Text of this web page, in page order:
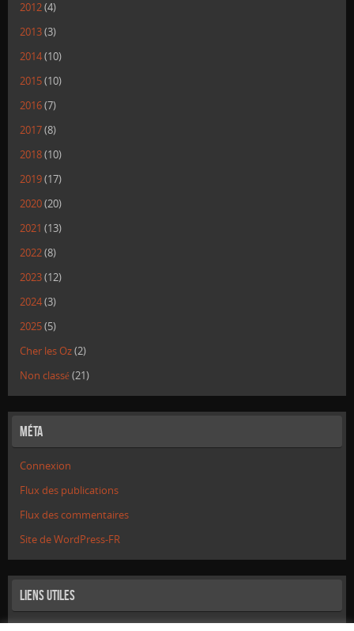
2012(4)
2013(3)
2014(10)
2015(10)
2016(7)
2017(8)
2018(10)
2019(17)
2020(20)
2021 (13)
2022(8)
2023(12)
2024(3)
2025(5)
Cher les Oz(2)
Non classé(21)
Méta
Connexion
Flux des publications
Flux des commentaires
Site de WordPress-FR
Liens utiles